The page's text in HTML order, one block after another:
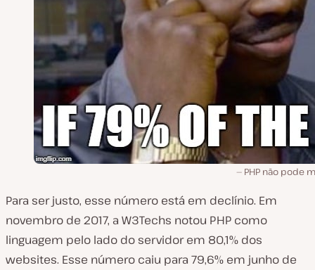
PHP não pode
Para ser justo, esse número está em declínio. Em
novembro de 2017, a W3Techs notou PHP como
linguagem pelo lado do servidor em 80,1% dos
websites. Esse número caiu para 79,6% em junho de